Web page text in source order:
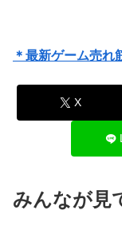
＊最新ゲーム売れ
X
みんなが見